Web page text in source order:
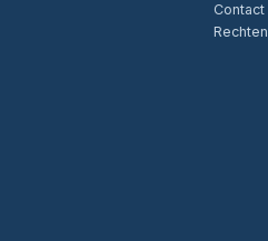
Contact
Rechten